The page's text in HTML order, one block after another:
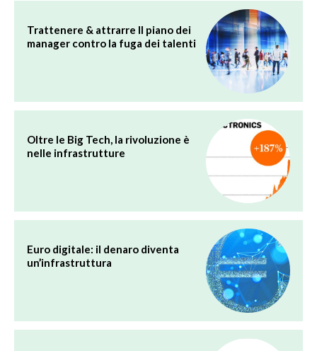
Trattenere & attrarre Il piano dei
manager contro la fuga dei talenti
Oltre le Big Tech, la rivoluzione è
nelle infrastrutture
Euro digitale: il denaro diventa
un’infrastruttura